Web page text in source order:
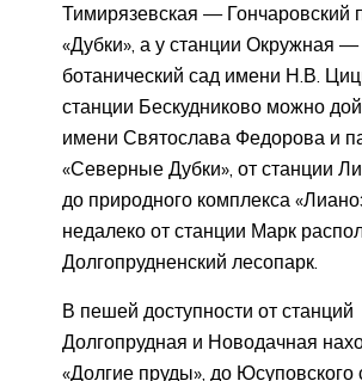
Тимирязевская — Гончаровский
«Дубки», а у станции Окружная
ботанический сад имени Н.В.
станции Бескудниково можно
имени Святослава Федорова и
«Северные Дубки», от станции
до природного комплекса
недалеко от станции Марк
Долгопрудненский лесопарк.
В пешей доступности от станций
Долгопрудная и Новодачная
«Долгие пруды», до Юсуповского